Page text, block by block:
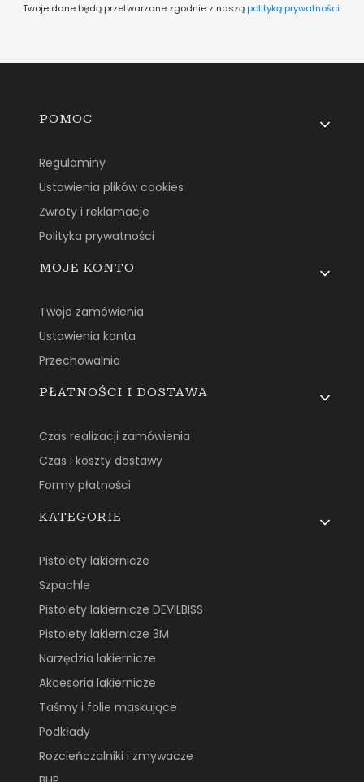
Twoje dane będą przetwarzane zgodnie z nasząpolityką prywatności.
Linki w stopce
POMOC
Regulaminy
Ustawienia plików cookies
Zwroty i reklamacje
Polityka prywatności
MOJE KONTO
Twoje zamówienia
Ustawienia konta
Przechowalnia
PŁATNOŚCI I DOSTAWA
Czas realizacji zamówienia
Czas i koszty dostawy
Formy płatności
KATEGORIE
Pistolety lakiernicze
Szpachle
Pistolety lakiernicze DEVILBISS
Pistolety lakiernicze 3M
Narzędzia lakiernicze
Akcesoria lakiernicze
Taśmy i folie maskujące
Podkłady
Rozcieńczalniki i zmywacze